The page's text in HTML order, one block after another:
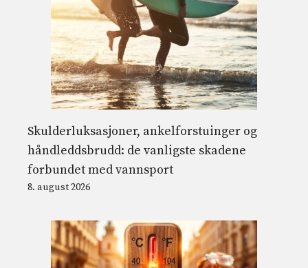
Skulderluksasjoner, ankelforstuinger og
håndleddsbrudd: de vanligste skadene
forbundet med vannsport
8. august 2026